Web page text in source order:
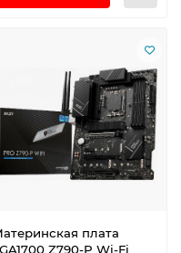
плата
Z790-P Wi-Fi